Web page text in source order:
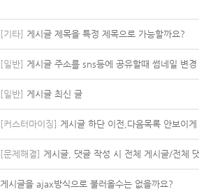
[기타] 게시글 제목을 특정 제목으로 가능할까요?
[일반] 게시글 주소를 sns등에 공유할때 썸네일 변경
[일반] 게시글 최신 글
[커스터마이징] 게시글 하단 이전,다음목록 안보이
[문제해결] 게시글, 댓글 작성 시 전체 게시글/전체
게시글을 ajax방식으로 불러올수는 없을까요?